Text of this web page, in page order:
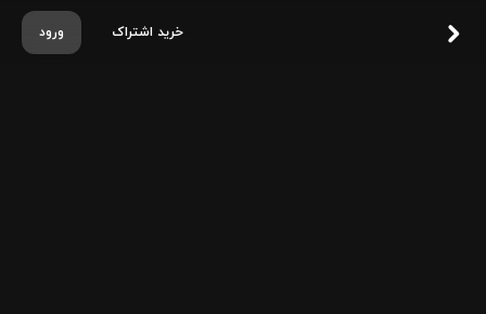
ورود خرید اشتراک